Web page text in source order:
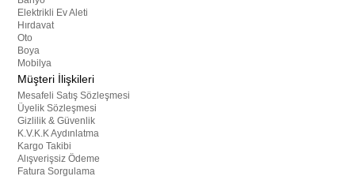
Elektrikli Ev Aleti
Hırdavat
Oto
Boya
Mobilya
Müşteri İlişkileri
Mesafeli Satış Sözleşmesi
Üyelik Sözleşmesi
Gizlilik & Güvenlik
K.V.K.K Aydınlatma
Kargo Takibi
Alışverişsiz Ödeme
Fatura Sorgulama